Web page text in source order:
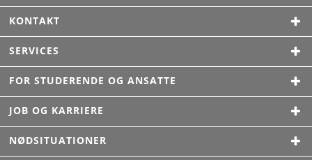
KONTAKT
SERVICES
FOR STUDERENDE OG ANSATTE
JOB OG KARRIERE
NØDSITUATIONER